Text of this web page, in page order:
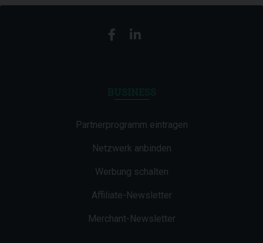
Partnerprogramm eintragen
Netzwerk anbinden
Werbung schalten
Affiliate-Newsletter
Merchant-Newsletter